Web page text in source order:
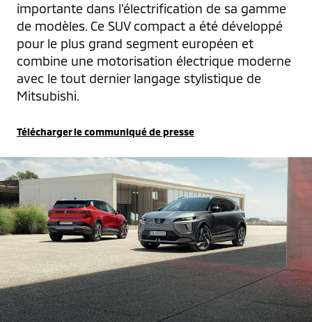
importante dans l'électrification de sa gamme
de modèles. Ce SUV compact a été développé
pour le plus grand segment européen et
combine une motorisation électrique moderne
avec le tout dernier langage stylistique de
Mitsubishi.
Télécharger le communiqué de presse